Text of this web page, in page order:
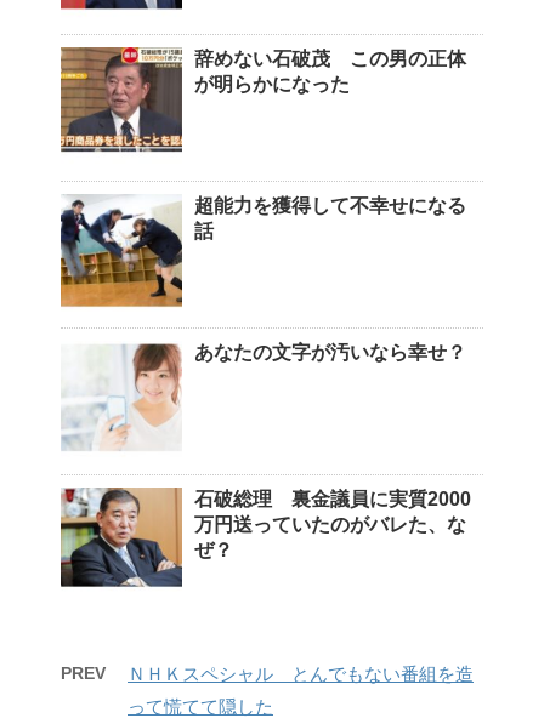
辞めない石破茂 この男の正体
が明らかになった
超能力を獲得して不幸せになる
話
あなたの文字が汚いなら幸せ？
石破総理 裏金議員に実質2000
万円送っていたのがバレた、な
ぜ？
PREV
ＮＨＫスペシャル とんでもない番組を造
って慌てて隠した